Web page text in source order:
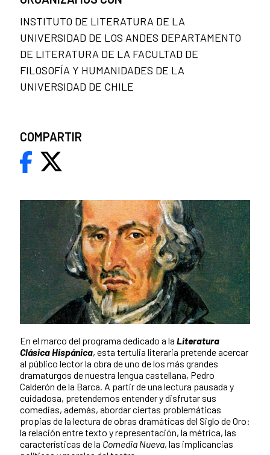
En el marco del programa dedicado a la Literatura
Clásica Hispánica, esta tertulia literaria pretende acercar
al público lector la obra de uno de los más grandes
dramaturgos de nuestra lengua castellana, Pedro
Calderón de la Barca. A partir de una lectura pausada y
cuidadosa, pretendemos entender y disfrutar sus
comedias, además, abordar ciertas problemáticas
propias de la lectura de obras dramáticas del Siglo de Oro:
la relación entre texto y representación, la métrica, las
características de la Comedia Nueva, las implicancias
INSTITUTO DE LITERATURA DE LA
UNIVERSIDAD DE LOS ANDES DEPARTAMENTO
DE LITERATURA DE LA FACULTAD DE
FILOSOFÍA Y HUMANIDADES DE LA
UNIVERSIDAD DE CHILE
COMPARTIR